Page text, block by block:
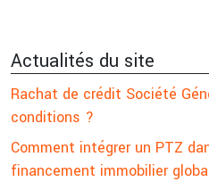
Actualités du site
Rachat de crédit Société
conditions ?
Comment intégrer un PTZ
financement immobilier